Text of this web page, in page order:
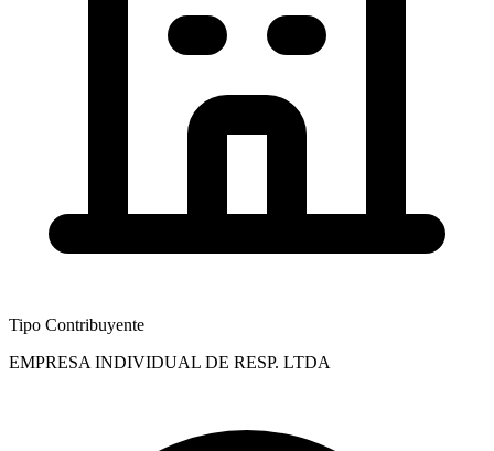
Tipo Contribuyente
EMPRESA INDIVIDUAL DE RESP. LTDA